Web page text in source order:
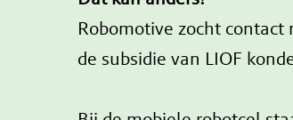
Robomotive zocht
de subsidie van LIOF